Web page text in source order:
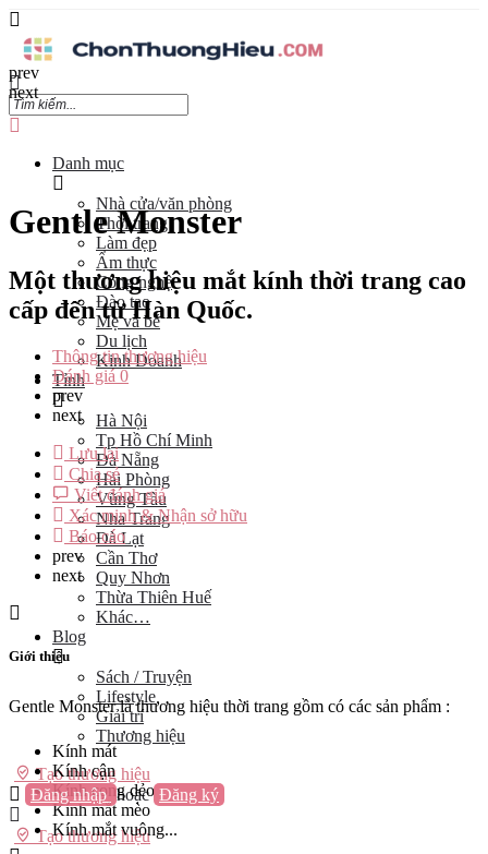
Danh mục
Nhà cửa/văn phòng
Thời trang
Làm đẹp
Ẩm thực
Công nghệ
Đào tạo
Mẹ và bé
Du lịch
Kinh Doanh
Tỉnh
Hà Nội
Tp Hồ Chí Minh
Đà Nẵng
Hải Phòng
Vũng Tàu
Nha Trang
Đà Lạt
Cần Thơ
Quy Nhơn
Thừa Thiên Huế
Khác…
Blog
Sách / Truyện
Lifestyle
Giải trí
Thương hiệu
Tạo thương hiệu
Đăng nhập hoặc Đăng ký
Tạo thương hiệu
prev
next
Gentle Monster
Một thương hiệu mắt kính thời trang cao
cấp đến từ Hàn Quốc.
Thông tin thương hiệu
Đánh giá 0
prev
next
Lưu lại
Chia sẻ
Viết đánh giá
Xác minh & Nhận sở hữu
Báo cáo
prev
next
Giới thiệu
Gentle Monster là thương hiệu thời trang gồm có các sản phẩm :
Kính mát
Kính cận
Kính cọng dẻo
Kính mắt mèo
Kính mắt vuông...